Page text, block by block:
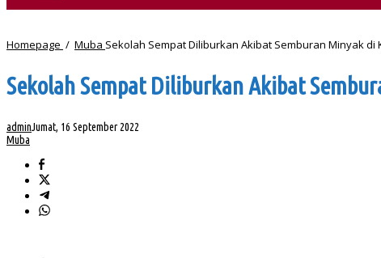
Homepage / Muba Sekolah Sempat Diliburkan Akibat Semburan Minyak di
Sekolah Sempat Diliburkan Akibat
adminJumat, 16 September 2022
Muba